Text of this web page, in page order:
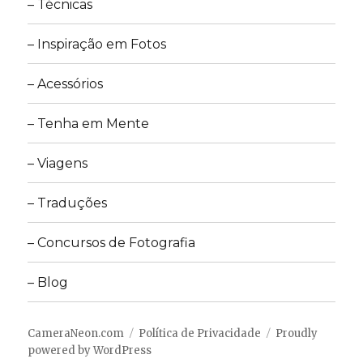
– Técnicas
– Inspiração em Fotos
– Acessórios
– Tenha em Mente
– Viagens
– Traduções
– Concursos de Fotografia
– Blog
CameraNeon.com Política de Privacidade
Proudly
powered by WordPress